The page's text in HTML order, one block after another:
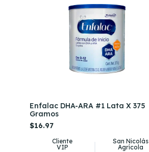
Enfalac DHA-ARA #1 Lata X 375
Gramos
$16.97
Cliente
VIP
San Nicolás
Agrícola